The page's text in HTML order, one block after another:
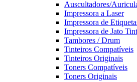
Auscultadores/
Impressora a Laser
Impressora de
Impressora de Jato
Tambores / Drum
Tinteiros Compatíveis
Tinteiros Originais
Toners Compatíveis
Toners Originais